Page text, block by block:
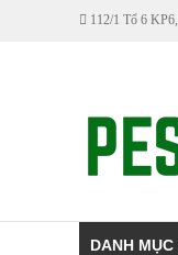
112/1 Tổ 6
Cửa
thuốc
DANH